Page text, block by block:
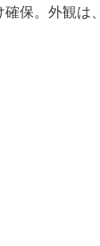
保。外観は